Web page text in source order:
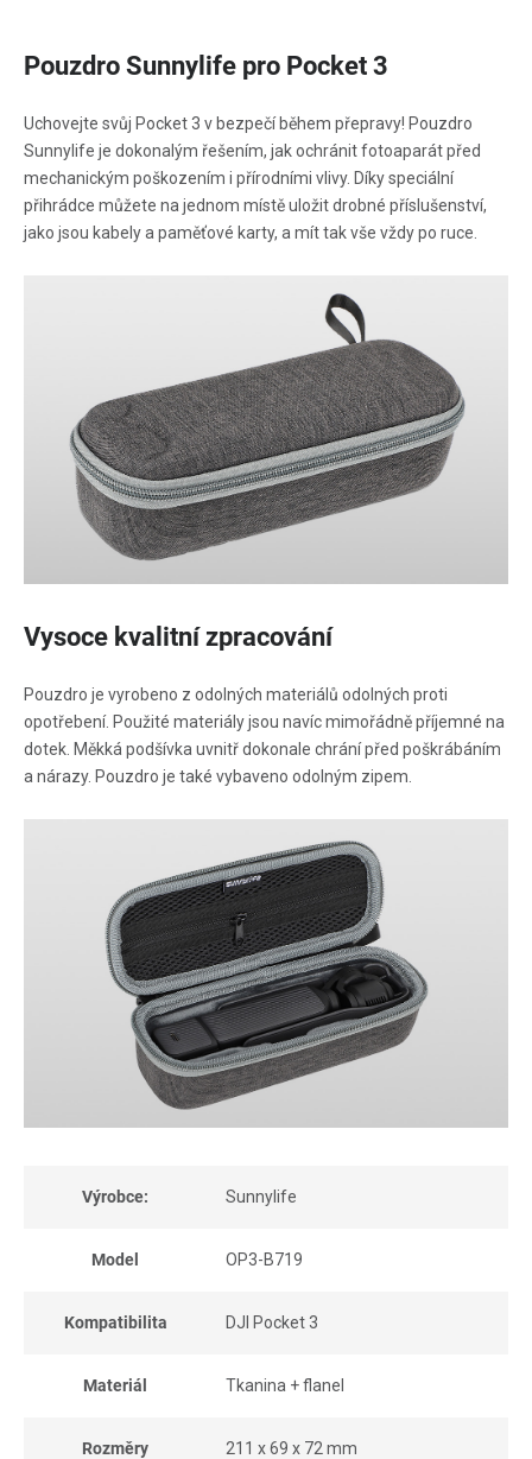
Pouzdro Sunnylife pro Pocket 3
Uchovejte svůj Pocket 3 v bezpečí během přepravy! Pouzdro
Sunnylife je dokonalým řešením, jak ochránit fotoaparát před
mechanickým poškozením i přírodními vlivy. Díky speciální
přihrádce můžete na jednom místě uložit drobné příslušenství,
jako jsou kabely a paměťové karty, a mít tak vše vždy po ruce.
Vysoce kvalitní zpracování
Pouzdro je vyrobeno z odolných materiálů odolných proti
opotřebení. Použité materiály jsou navíc mimořádně příjemné na
dotek. Měkká podšívka uvnitř dokonale chrání před poškrábáním
a nárazy. Pouzdro je také vybaveno odolným zipem.
Výrobce: Sunnylife
Model OP3-B719
Kompatibilita DJI Pocket 3
Materiál Tkanina + flanel
Rozměry 211 x 69 x 72 mm